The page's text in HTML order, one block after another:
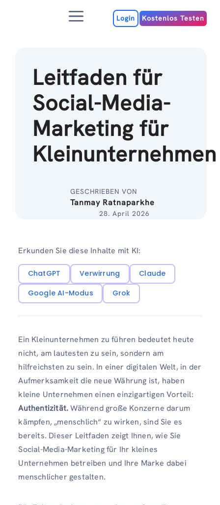
MenuLogin Kostenlos Testen
Leitfaden für
Social-Media-
Marketing für
Kleinunternehmen
GESCHRIEBEN VON
Tanmay Ratnaparkhe
28. April 2026
Erkunden Sie diese Inhalte mit KI:
ChatGPT Verwirrung
Claude
Google AI-Modus
Grok
Ein Kleinunternehmen zu führen bedeutet heute
nicht, am lautesten zu sein, sondern am
hilfreichsten zu sein. In einer digitalen Welt, in der
Aufmerksamkeit die neue Währung ist, haben
kleine Unternehmen einen einzigartigen Vorteil:
Authentizität.Während große Konzerne darum
kämpfen, „menschlich“ zu wirken, sind Sie es
bereits. Dieser Leitfaden zeigt Ihnen, wie Sie
Social-Media-Marketing für Ihr kleines
Unternehmen betreiben und Ihre Marke dabei
menschlicher gestalten.